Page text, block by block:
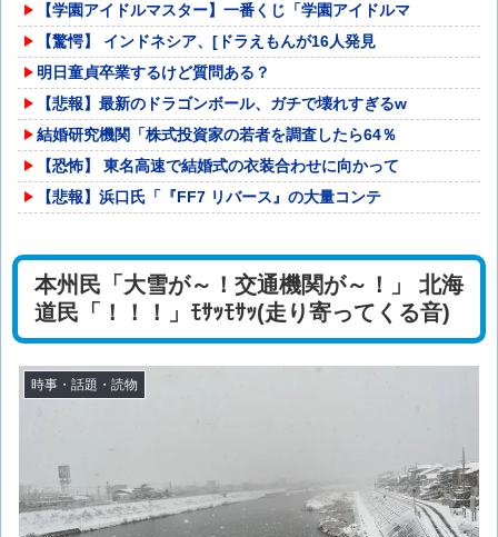
【学園アイドルマスター】一番くじ「学園アイドルマ
【驚愕】 インドネシア、[ドラえもんが16人発見
明日童貞卒業するけど質問ある？
【悲報】最新のドラゴンボール、ガチで壊れすぎるw
結婚研究機関「株式投資家の若者を調査したら64％
【恐怖】 東名高速で結婚式の衣装合わせに向かって
【悲報】浜口氏「『FF7 リバース』の大量コンテ
本州民「大雪が～！交通機関が～！」 北海
道民「！！！」ﾓｻｯﾓｻｯ(走り寄ってくる音)
時事・話題・読物